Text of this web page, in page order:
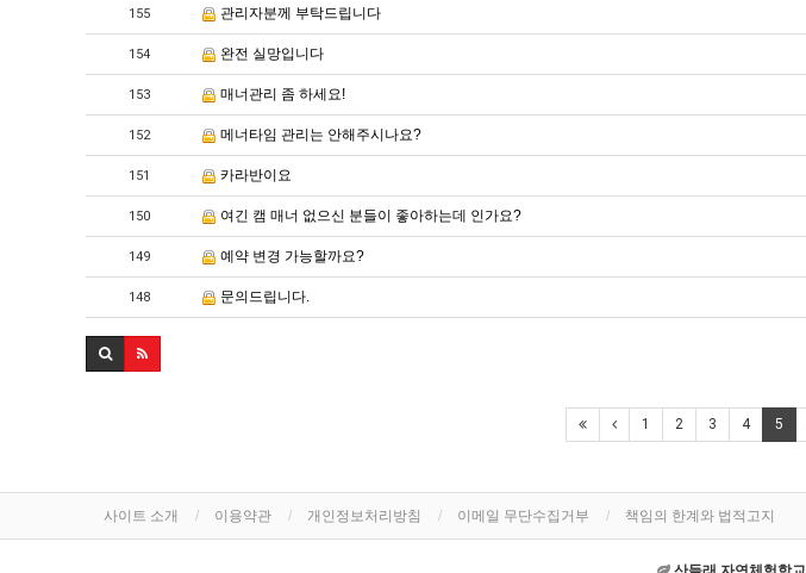
155 관리자분께 부탁드립니다
154 완전 실망입니다
153 매너관리 좀 하세요!
152 메너타임 관리는 안해주시나요?
151 카라반이요
150 여긴 캠 매너 없으신 분들이 좋아하는데 인가요?
149 예약 변경 가능할까요?
148 문의드립니다.
1 2 3 4 5
사이트 소개 이용약관 개인정보처리방침 이메일 무단수집거부 책임의 한계와 법적고지